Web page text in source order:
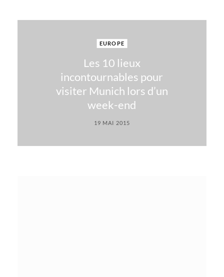
EUROPE
Les 10 lieux
incontournables pour
visiter Munich lors d’un
week-end
19 MAI 2015